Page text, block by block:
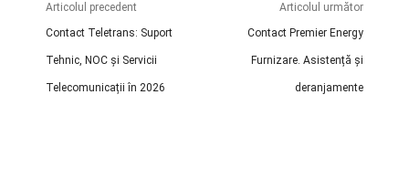
Articolul precedent
Contact Teletrans: Suport
Tehnic, NOC și Servicii
Telecomunicații în 2026
Articolul următor
Contact Premier Energy
Furnizare. Asistență și
deranjamente